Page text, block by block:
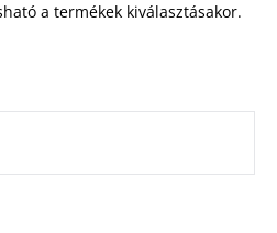
a termékek kiválasztásakor.